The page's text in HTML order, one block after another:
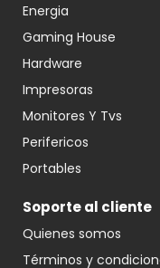
Energia
Gaming House
Hardware
Impresoras
Monitores Y Tvs
Perifericos
Portables
Soporte al cliente
Quienes somos
Términos y